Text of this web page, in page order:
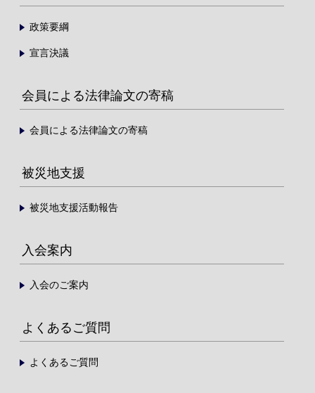
政策要綱
宣言決議
会員による法律論文の寄稿
会員による法律論文の寄稿
被災地支援
被災地支援活動報告
入会案内
入会のご案内
よくあるご質問
よくあるご質問